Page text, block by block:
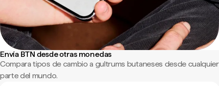
Envía BTN desde otras monedas
Compara tipos de cambio a gultrums butaneses desde cualquier
parte del mundo.